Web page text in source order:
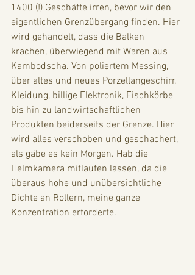
1400 (!) Geschäfte irren, bevor wir den
eigentlichen Grenzübergang finden. Hier
wird gehandelt, dass die Balken
krachen, überwiegend mit Waren aus
Kambodscha. Von poliertem Messing,
über altes und neues Porzellangeschirr,
Kleidung, billige Elektronik, Fischkörbe
bis hin zu landwirtschaftlichen
Produkten beiderseits der Grenze. Hier
wird alles verschoben und geschachert,
als gäbe es kein Morgen. Hab die
Helmkamera mitlaufen lassen, da die
überaus hohe und unübersichtliche
Dichte an Rollern, meine ganze
Konzentration erforderte.